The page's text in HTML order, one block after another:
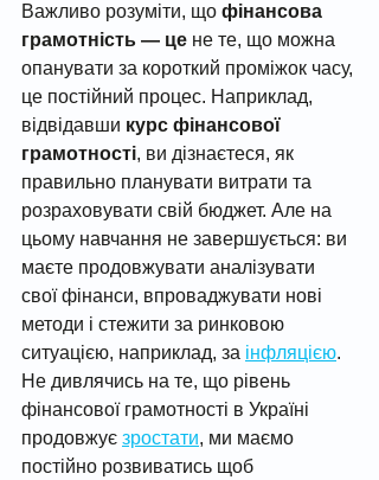
Важливо розуміти, що фінансова
грамотність — це не те, що можна
опанувати за короткий проміжок часу,
це постійний процес. Наприклад,
відвідавши курс фінансової
грамотності, ви дізнаєтеся, як
правильно планувати витрати та
розраховувати свій бюджет. Але на
цьому навчання не завершується: ви
маєте продовжувати аналізувати
свої фінанси, впроваджувати нові
методи і стежити за ринковою
ситуацією, наприклад, за інфляцією.
Не дивлячись на те, що рівень
фінансової грамотності в Україні
продовжує зростати, ми маємо
постійно розвиватись щоб